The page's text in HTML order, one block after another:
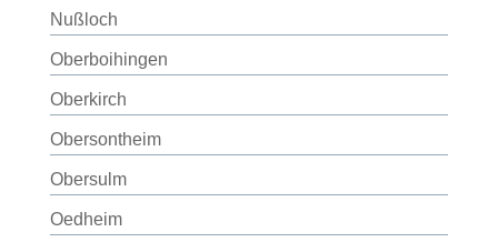
Nußloch
Oberboihingen
Oberkirch
Obersontheim
Obersulm
Oedheim